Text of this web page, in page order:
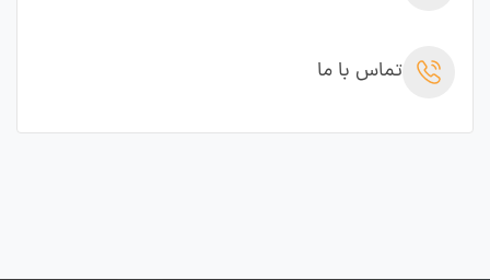
تماس با ما